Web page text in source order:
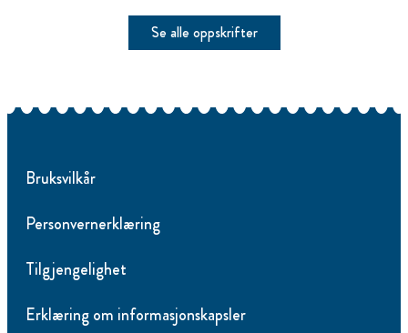
Se alle oppskrifter
Bruksvilkår
Personvernerklæring
Tilgjengelighet
Erklæring om informasjonskapsler